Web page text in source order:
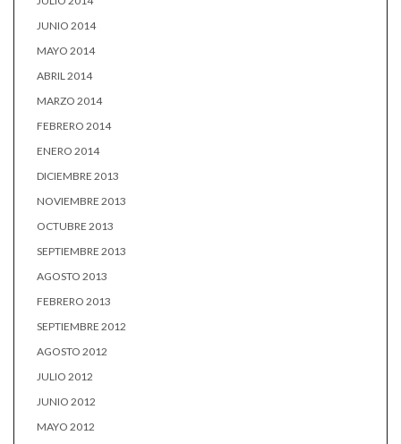
JUNIO 2014
MAYO 2014
ABRIL 2014
MARZO 2014
FEBRERO 2014
ENERO 2014
DICIEMBRE 2013
NOVIEMBRE 2013
OCTUBRE 2013
SEPTIEMBRE 2013
AGOSTO 2013
FEBRERO 2013
SEPTIEMBRE 2012
AGOSTO 2012
JULIO 2012
JUNIO 2012
MAYO 2012